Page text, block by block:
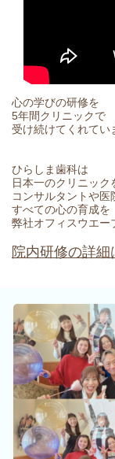
心の学びの研修を
5年間クリニックで
受け続けてくれてい
ひらしま歯科は
日本一のクリニック
コンサルタントや医
すべての心の育成を
弊社オフィスウエー
院内研修の詳細